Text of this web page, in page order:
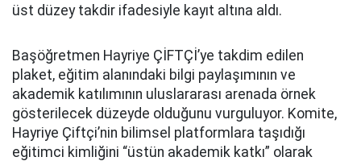
üst düzey takdir ifadesiyle kayıt altına aldı.
Başöğretmen Hayriye ÇİFTÇİ’ye takdim edilen
plaket, eğitim alanındaki bilgi paylaşımının ve
akademik katılımının uluslararası arenada örnek
gösterilecek düzeyde olduğunu vurguluyor. Komite,
Hayriye Çiftçi’nin bilimsel platformlara taşıdığı
eğitimci kimliğini “üstün akademik katkı” olarak